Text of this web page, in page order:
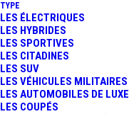
TYPE
LES ÉLECTRIQUES
LES HYBRIDES
LES SPORTIVES
LES CITADINES
LES SUV
LES VÉHICULES MILITAIRES
LES AUTOMOBILES DE LUXE
LES COUPÉS